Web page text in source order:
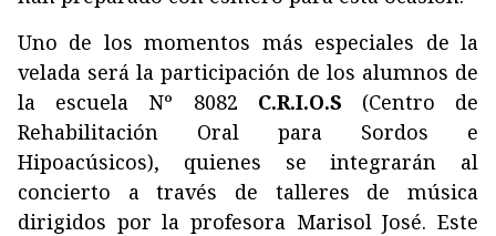
Uno de los momentos más especiales de la
velada será la participación de los alumnos de
la escuela Nº 8082 C.R.I.O.S (Centro de
Rehabilitación Oral para Sordos e
Hipoacúsicos), quienes se integrarán al
concierto a través de talleres de música
dirigidos por la profesora Marisol José. Este